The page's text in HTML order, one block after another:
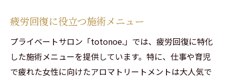
疲労回復に役立つ施術メニュー
プライベートサロン「totonoe.」では、疲労回復に特化
した施術メニューを提供しています。特に、仕事や育児
で疲れた女性に向けたアロマトリートメントは大人気で